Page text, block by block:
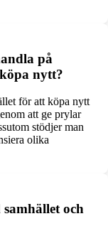
på
nytt?
för att köpa nytt
att ge prylar
stödjer man
olika
och